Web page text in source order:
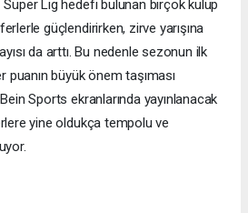
Lig hedefi bulunan birçok kulüp
güçlendirirken, zirve yarışına
da arttı. Bu nedenle sezonun ilk
puanın büyük önem taşıması
Sports ekranlarında yayınlanacak
yine oldukça tempolu ve